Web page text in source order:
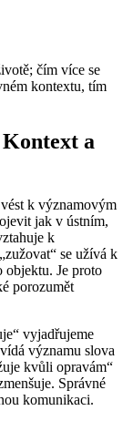
čím více se
kontextu, tím
a
k významovým
jak v ústním,
k
se užívá k
objektu. Je proto
porozumět
vyjadřujeme
významu slova
kvůli opravám“
Správné
komunikaci.